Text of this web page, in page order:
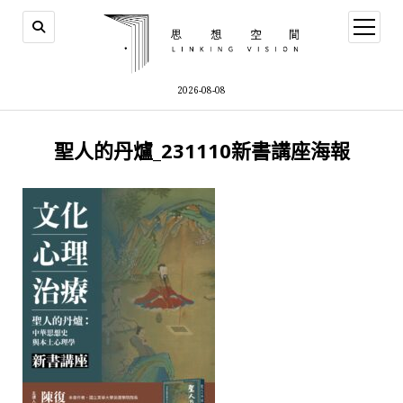
2026-08-08
open
menu
聖人的丹爐_231110新書講座海報